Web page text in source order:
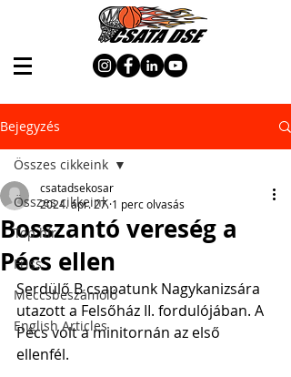
Bejegyzés
Összes cikkeink
Top hír
Friss
Meccsbeszámoló
English Articles
Összes cikkeink
Bosszantó vereség a
Pécs ellen
csatadsekosar
2024. ápr. 27. 1 perc olvasás
Serdülő B csapatunk Nagykanizsára
utazott a Felsőház II. fordulójában. A
Pécs volt a minitornán az első
ellenfél.